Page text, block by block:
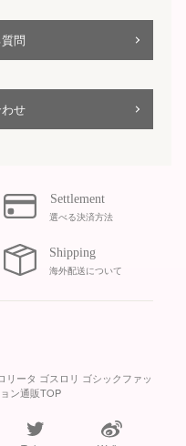
る
問
せ
選べる決済方法
海外配送について
リータ ゴスロリ ゴシックファッ
ン通販TOP